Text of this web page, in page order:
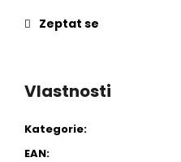
Zeptat se
Vlastnosti
Kategorie:
EAN: